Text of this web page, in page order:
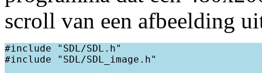
scroll van een afbeelding
#include "SDL/SDL.h"
#include "SDL/SDL_image.h"